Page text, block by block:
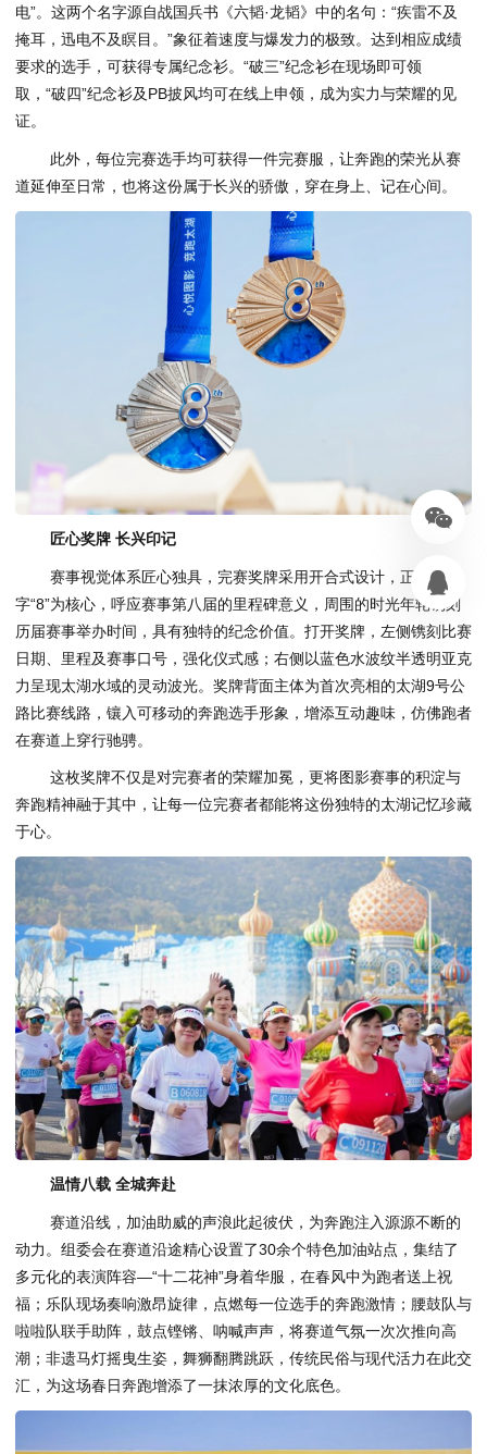
电”。这两个名字源自战国兵书《六韬·龙韬》中的名句：“疾雷不及
掩耳，迅电不及瞑目。”象征着速度与爆发力的极致。达到相应成绩
要求的选手，可获得专属纪念衫。“破三”纪念衫在现场即可领
取，“破四”纪念衫及PB披风均可在线上申领，成为实力与荣耀的见
证。
此外，每位完赛选手均可获得一件完赛服，让奔跑的荣光从赛
道延伸至日常，也将这份属于长兴的骄傲，穿在身上、记在心间。
匠心奖牌 长兴印记
赛事视觉体系匠心独具，完赛奖牌采用开合式设计，正面以数
字“8”为核心，呼应赛事第八届的里程碑意义，周围的时光年轮镌刻
历届赛事举办时间，具有独特的纪念价值。打开奖牌，左侧镌刻比赛
日期、里程及赛事口号，强化仪式感；右侧以蓝色水波纹半透明亚克
力呈现太湖水域的灵动波光。奖牌背面主体为首次亮相的太湖9号公
路比赛线路，镶入可移动的奔跑选手形象，增添互动趣味，仿佛跑者
在赛道上穿行驰骋。
这枚奖牌不仅是对完赛者的荣耀加冕，更将图影赛事的积淀与
奔跑精神融于其中，让每一位完赛者都能将这份独特的太湖记忆珍藏
于心。
温情八载 全城奔赴
赛道沿线，加油助威的声浪此起彼伏，为奔跑注入源源不断的
动力。组委会在赛道沿途精心设置了30余个特色加油站点，集结了
多元化的表演阵容—“十二花神”身着华服，在春风中为跑者送上祝
福；乐队现场奏响激昂旋律，点燃每一位选手的奔跑激情；腰鼓队与
啦啦队联手助阵，鼓点铿锵、呐喊声声，将赛道气氛一次次推向高
潮；非遗马灯摇曳生姿，舞狮翻腾跳跃，传统民俗与现代活力在此交
汇，为这场春日奔跑增添了一抹浓厚的文化底色。